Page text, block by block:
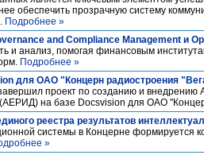
обеспечить прозрачную систему
Подробнее »
and Compliance Management и
и анализ, помогая финансовым
Подробнее »
для ОАО "Концерн радиостроения
проект по созданию и внедрению
(АЕРИД) на базе Docsvision для ОАО
реестра результатов
системы в Концерне формируется
»